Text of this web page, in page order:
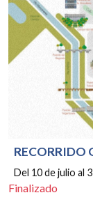
RECORRIDO
Del 10 de julio al
Finalizado